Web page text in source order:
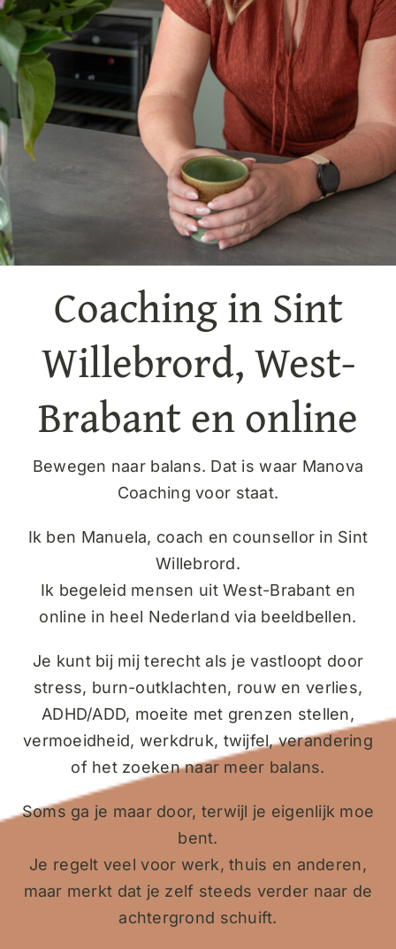
Coaching in Sint
Willebrord, West-
Brabant en online
Bewegen naar balans. Dat is waar Manova
Coaching voor staat.
Ik ben Manuela, coach en counsellor in Sint
Willebrord.
Ik begeleid mensen uit West-Brabant en
online in heel Nederland via beeldbellen.
Je kunt bij mij terecht als je vastloopt door
stress, burn-outklachten, rouw en verlies,
ADHD/ADD, moeite met grenzen stellen,
vermoeidheid, werkdruk, twijfel, verandering
of het zoeken naar meer balans.
Soms ga je maar door, terwijl je eigenlijk moe
bent.
Je regelt veel voor werk, thuis en anderen,
maar merkt dat je zelf steeds verder naar de
achtergrond schuift.